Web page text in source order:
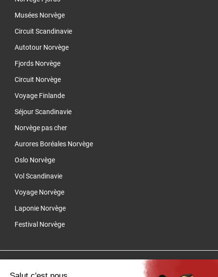
Musées Norvège
Circuit Scandinavie
Autotour Norvège
Fjords Norvège
Circuit Norvège
Voyage Finlande
Séjour Scandinavie
Norvège pas cher
Aurores Boréales Norvège
Oslo Norvège
Vol Scandinavie
Voyage Norvège
Laponie Norvège
Festival Norvège